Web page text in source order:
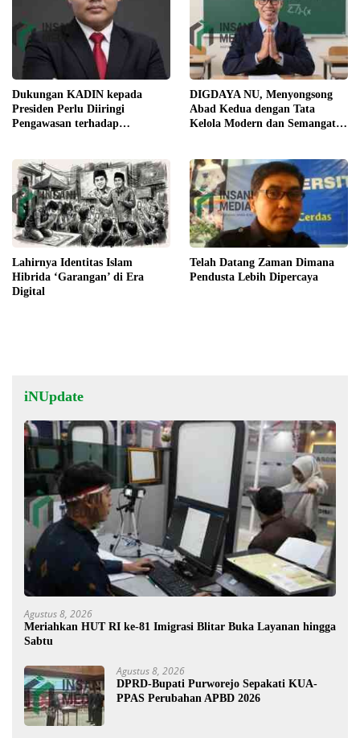
Dukungan KADIN kepada
Presiden Perlu Diiringi
Pengawasan terhadap
DIGDAYA NU, Menyongsong
Abad Kedua dengan Tata
Kelola Modern dan Semangat
Lahirnya Identitas Islam
Hibrida ‘Garangan’ di Era
Digital
Telah Datang Zaman Dimana
Pendusta Lebih Dipercaya
iNUpdate
Agustus 8, 2026
Meriahkan HUT RI ke-81 Imigrasi Blitar Buka Layanan hingga
Sabtu
Agustus 8, 2026
DPRD-Bupati Purworejo Sepakati KUA-
PPAS Perubahan APBD 2026